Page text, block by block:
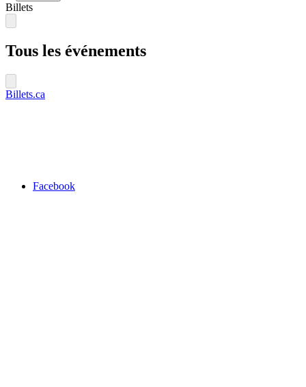
Billets
Tous les événements
Billets.ca
Facebook